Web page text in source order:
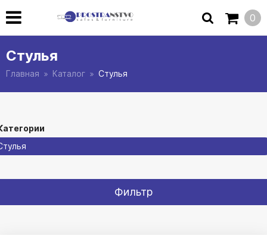
0
Стулья
Главная Каталог Стулья
Фильтр